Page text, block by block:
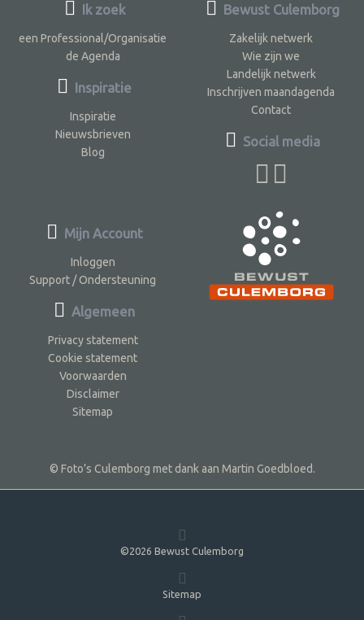
Ik zoek
een Professional/Organisatie
de Agenda
Inspiratie
Inspiratie
Nieuwsbrieven
Blog
Bewust Culemborg
Zakelijk netwerk
Wie zijn we
Landelijk netwerk
Inschrijven maandagenda
Contact
Social media
Mijn Account
Inloggen
Support / Ondersteuning
Algemeen
Privacy statement
Cookie statement
Voorwaarden
Disclaimer
Sitemap
© Foto’s Culemborg met dank aan Martin Goedbloed.
©2026 Bewust Culemborg
Sitemap